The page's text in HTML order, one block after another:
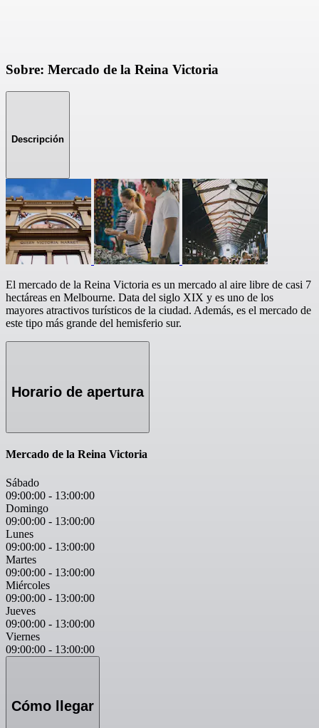
Sobre: Mercado de la Reina Victoria
Descripción
El mercado de la Reina Victoria es un mercado al aire libre de casi 7
hectáreas en Melbourne. Data del siglo XIX y es uno de los
mayores atractivos turísticos de la ciudad. Además, es el mercado de
este tipo más grande del hemisferio sur.
Horario de apertura
Mercado de la Reina Victoria
Sábado
09:00:00 - 13:00:00
Domingo
09:00:00 - 13:00:00
Lunes
09:00:00 - 13:00:00
Martes
09:00:00 - 13:00:00
Miércoles
09:00:00 - 13:00:00
Jueves
09:00:00 - 13:00:00
Viernes
09:00:00 - 13:00:00
Cómo llegar